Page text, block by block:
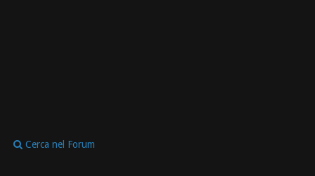
Cerca nel Forum